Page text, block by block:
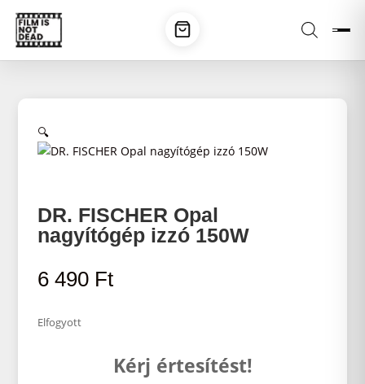
🔍
DR. FISCHER Opal
nagyítógép izzó 150W
6 490 Ft
Elfogyott
Kérj értesítést!